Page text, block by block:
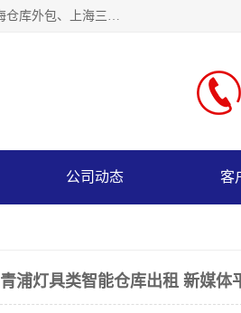
上海星力仓储服务有限公司从事：上海仓储服务、上海仓储库房、上海仓库代运营、上海仓库对外出租、上海仓库外包、上海三方仓储、上海电商仓储代发、上海电商代发货仓库、上海托管仓库、上海仓储配送。上海星力仓储服务有限公司现在拥有100个分仓、10万余平方的标准库房，精炼员工几百名，与几千家客户合作，公司已跻身上海仓储行业前列。欢迎来电咨询！
公司动态 客
青浦灯具类智能仓库出租 新媒体